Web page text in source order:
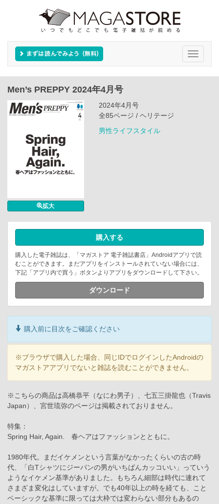
Toggle
Men’s PREPPY 2024年4月号
拡大
2024年4月号
全85ページ / ヘリテージ
男性ライフスタイル
購入する
購入した電子雑誌は、「マガストア 電子雑誌書店」Androidアプリで読
むことができます。まだアプリをインストールされていない場合には、
下記「アプリ内で買う」ボタンよりアプリをダウンロードして下さい。
ダウンロード
購入前に目次をご確認ください
※ブラウザで購入した場合、同じIDでログインしたAndroidの
マガストアアプリでないと雑誌を読むことができません。
※こちらの商品は高橋恭平（なにわ男子）、七五三掛龍也（Travis
Japan）、宮世琉弥のページは掲載されておりません。
特集：
Spring Hair, Again. 春ヘアはファッションとともに。
1980年代。まだイケメンという言葉がなかったくらいの古の時
代、「白Tシャツにジーパンの男がいちばんカッコいい」っていう
ようなイケメン基準がありました。もちろん細部は時代に連れて
さまざま変化はしていますが。でも40年以上の時を経ても、こと
ベーシックな基準に限っては大枠では変わらない部分もあるの